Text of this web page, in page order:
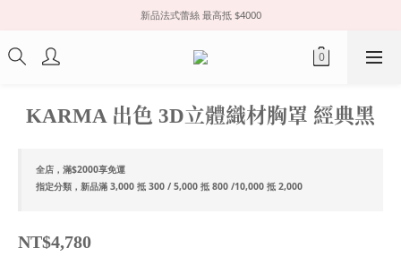
新品法式蕾絲 最高抵 $4000
KARMA 出色 3D立體織材胸罩 經典黑
全店，滿$2000享免運
指定分類，新品滿 3,000 抵 300 / 5,000 抵 800 /10,000 抵 2,000
NT$4,780